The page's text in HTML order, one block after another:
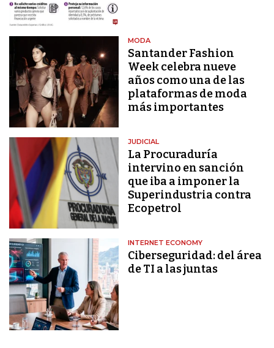
MODA
Santander Fashion
Week celebra nueve
años como una de las
plataformas de moda
más importantes
JUDICIAL
La Procuraduría
intervino en sanción
que iba a imponer la
Superindustria contra
Ecopetrol
INTERNET ECONOMY
Ciberseguridad: del área
de TI a las juntas